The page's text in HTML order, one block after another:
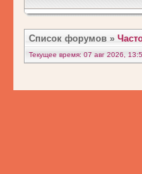
Список форумов »
Текущее время: 07 авг 2026,